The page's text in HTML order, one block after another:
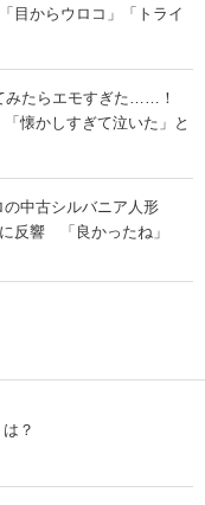
目からウロコ」「トライ
みたらエモすぎた……！
懐かしすぎて泣いた」と
中古シルバニア人形
反響 「良かったね」
？